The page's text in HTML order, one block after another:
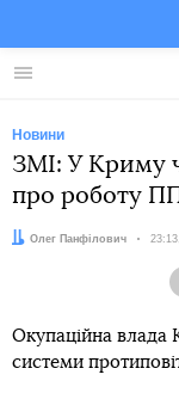
Меню
Новини
ЗМІ: У Криму
про роботу
Автор:
Олег Панфілович Дата:
Окупаційна влада
системи